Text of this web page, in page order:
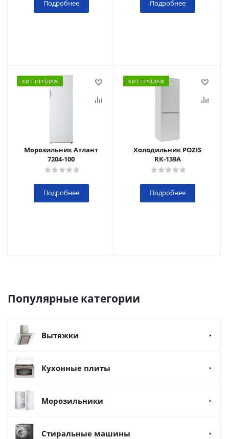
Подробнее Подробнее
ХИТ ПРОДАЖ
Морозильник Атлант
7204-100
Подробнее
ХИТ ПРОДАЖ
Холодильник POZIS
RК-139А
Подробнее
Популярные категории
Вытяжки
Кухонные плиты
Морозильники
Стиральные машины